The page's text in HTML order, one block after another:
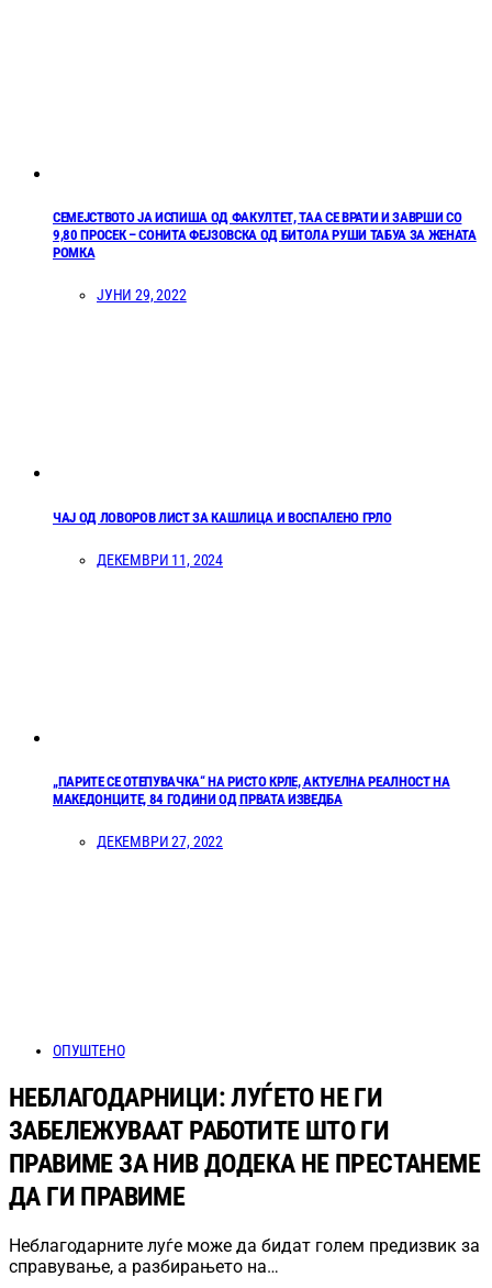
СЕМЕЈСТВОТО ЈА ИСПИША ОД ФАКУЛТЕТ, ТАА СЕ ВРАТИ И ЗАВРШИ СО
9,80 ПРОСЕК – СОНИТА ФЕЈЗОВСКА ОД БИТОЛА РУШИ ТАБУА ЗА ЖЕНАТА
РОМКА
ЈУНИ 29, 2022
ЧАЈ ОД ЛОВОРОВ ЛИСТ ЗА КАШЛИЦА И ВОСПАЛЕНО ГРЛО
ДЕКЕМВРИ 11, 2024
„ПАРИТЕ СЕ ОТЕПУВАЧКА“ НА РИСТО КРЛЕ, АКТУЕЛНА РЕАЛНОСТ НА
МАКЕДОНЦИТЕ, 84 ГОДИНИ ОД ПРВАТА ИЗВЕДБА
ДЕКЕМВРИ 27, 2022
ОПУШТЕНО
НЕБЛАГОДАРНИЦИ: ЛУЃЕТО НЕ ГИ
ЗАБЕЛЕЖУВААТ РАБОТИТЕ ШТО ГИ
ПРАВИМЕ ЗА НИВ ДОДЕКА НЕ ПРЕСТАНЕМЕ
ДА ГИ ПРАВИМЕ
Неблагодарните луѓе може да бидат голем предизвик за
справување, а разбирањето на…